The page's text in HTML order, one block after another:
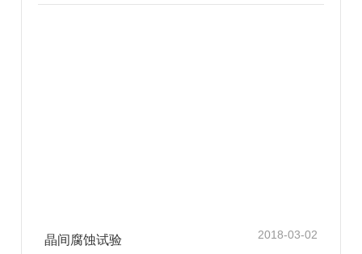
项目 1、焊接金相检验； 2、铸铁金相检验； 3、热处理质量检
晶间腐蚀试验 2018-03-02